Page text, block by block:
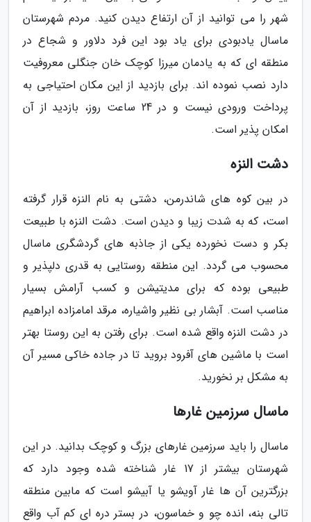
شهر را می توانید از آن ارتفاع دیدن کنید. مردم شهرستان
ماسال یادبودی برای یاد بود این فرد دلاور و شجاع در
منطقه ای که به یادمان میرزا کوچک خان جنگلی معروفیت
دارد نصب نموده اند. برای بازدید از این مکان احتیاجی به
پرداخت ورودی نیست و در 24 ساعت روز، بازدید از آن
امکان پذیر است.
دشت النزه
در بین کوه های شاندرمن، دشتی به نام النزه قرار گرفته
است، که به شدت زیبا و دیدن است. دشت النزه با طبیعت
بکر و دست نخورده یکی از جاذبه های گردشگری ماسال
محسوب می گردد. این منطقه روستایی به قدری دلپذیر و
طبیعی بوده که برای مدیتیشن و کسب آرامش بسیار
مناسب است. آبشار بی نظیر واشیاره، مرقد امامزاده ابراهیم
در دشت النزه واقع شده است. برای رفتن به این روستا بهتر
است با ماشین های آفرود بروید تا در جاده خاکی مسیر آن
به مشکل بر نخورید.
ماسال سرزمین غارها
ماسال را باید سرزمین غارهای بزرگ و کوچک بدانید. در این
شهرستان بیشتر از 17 غار شناخته شده وجود دارد که
بزرگترین آن ها غار آویشو یا آبیشو است که مابین منطقه
تالی بنه، انده چو و خماسون، در بستر دره ای کم آب واقع